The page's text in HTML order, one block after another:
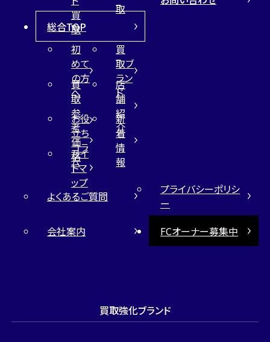
取
買
取
総合TOP
初
めて
の方
へ
買
取ブ
ラン
ド
買
取
参
考
価
格
店
舗
紹
介
お役
立ち
コラ
ム
新
着
情
報
サイ
トマ
ップ
よくあるご質問
プライバシーポリシ
ー
会社案内
FCオーナー募集中
買取強化ブランド